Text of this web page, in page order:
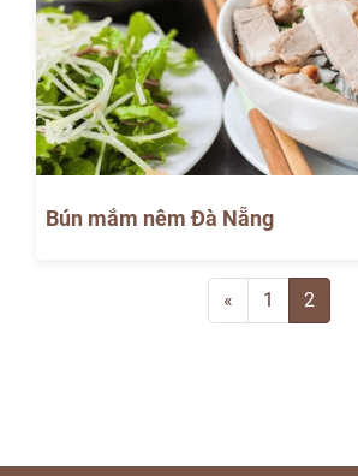
Bún mắm nêm Đà Nẵng
« 1 2